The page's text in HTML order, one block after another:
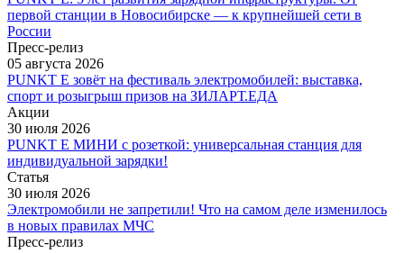
первой станции в Новосибирске — к крупнейшей сети в
России
Пресс-релиз
05 августа 2026
PUNKT E зовёт на фестиваль электромобилей: выставка,
спорт и розыгрыш призов на ЗИЛАРТ.ЕДА
Акции
30 июля 2026
PUNKT E МИНИ с розеткой: универсальная станция для
индивидуальной зарядки!
Статья
30 июля 2026
Электромобили не запретили! Что на самом деле изменилось
в новых правилах МЧС
Пресс-релиз